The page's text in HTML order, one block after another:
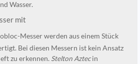
Wasser.
mit
Messer werden aus einem Stück
Bei diesen Messern ist kein Ansatz
zu erkennen. Stelton Aztecin